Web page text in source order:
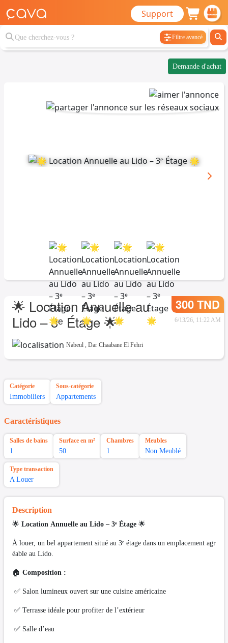
Support
Filtre avancé
Demande d'achat
🌟 Location Annuelle au
Lido – 3ᵉ Étage 🌟
300 TND
6/13/26, 11:22 AM
Nabeul , Dar Chaabane El Fehri
Catégorie
Immobiliers
Sous-catégorie
Appartements
Caractéristiques
Salles de bains
1
Surface en m²
50
Chambres
1
Meubles
Non Meublé
Type transaction
A Louer
Description
🌟 Location Annuelle au Lido – 3ᵉ Étage 🌟
À louer, un bel appartement situé au 3ᵉ étage dans un emplacement agr
éable au Lido.
🏠 Composition :
✅ Salon lumineux ouvert sur une cuisine américaine
✅ Terrasse idéale pour profiter de l’extérieur
✅ Salle d’eau